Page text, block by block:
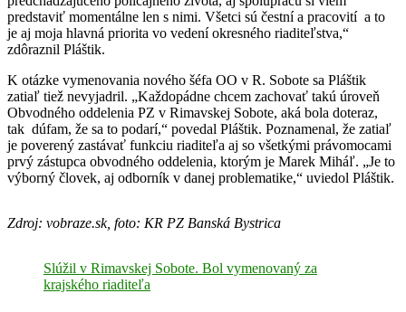
predstaviť momentálne len s nimi. Všetci sú čestní a pracovití a to
je aj moja hlavná priorita vo vedení okresného riaditeľstva,“
zdôraznil Pláštik.
K otázke vymenovania nového šéfa OO v R. Sobote sa Pláštik
zatiaľ tiež nevyjadril. „Každopádne chcem zachovať takú úroveň
Obvodného oddelenia PZ v Rimavskej Sobote, aká bola doteraz,
tak dúfam, že sa to podarí,“ povedal Pláštik. Poznamenal, že zatiaľ
je poverený zastávať funkciu riaditeľa aj so všetkými právomocami
prvý zástupca obvodného oddelenia, ktorým je Marek Miháľ. „Je to
výborný človek, aj odborník v danej problematike,“ uviedol Pláštik.
Zdroj: vobraze.sk, foto: KR PZ Banská Bystrica
Slúžil v Rimavskej Sobote. Bol vymenovaný za
krajského riaditeľa